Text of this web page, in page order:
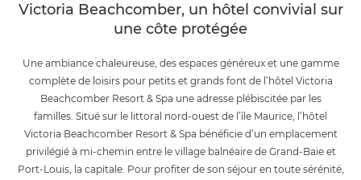
Victoria Beachcomber, un hôtel convivial sur
une côte protégée
Une ambiance chaleureuse, des espaces généreux et une gamme
complète de loisirs pour petits et grands font de l’hôtel Victoria
Beachcomber Resort & Spa une adresse plébiscitée par les
familles. Situé sur le littoral nord-ouest de l’île Maurice, l’hôtel
Victoria Beachcomber Resort & Spa bénéficie d’un emplacement
privilégié à mi-chemin entre le village balnéaire de Grand-Baie et
Port-Louis, la capitale. Pour profiter de son séjour en toute sérénité,